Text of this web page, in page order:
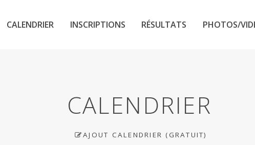
CALENDRIER INSCRIPTIONS RÉSULTATS PHOTOS/
CALENDRIER
AJOUT CALENDRIER (GRATUIT)